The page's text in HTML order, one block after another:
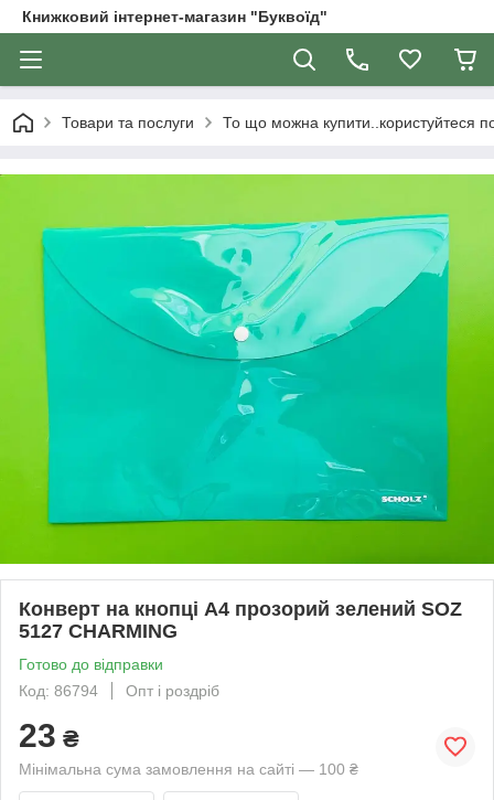
Книжковий інтернет-магазин "Буквоїд"
Товари та послуги То що можна купити..користуйтеся
Конверт на кнопці А4 прозорий зелений SOZ
5127 CHARMING
Готово до відправки
Код: 86794
Опт і роздріб
23 ₴
Мінімальна сума замовлення на сайті — 100 ₴